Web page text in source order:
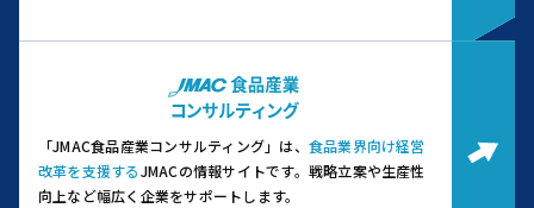
「JMAC食品産業コンサルティング」は、 食品業界向け経営
改革を支援するJMACの情報サイトです。 戦略立案や生産性
向上など幅広く企業をサポートします。